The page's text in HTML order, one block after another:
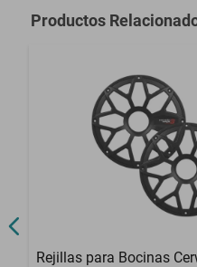
Modelo
Productos
Rejillas para Bocinas